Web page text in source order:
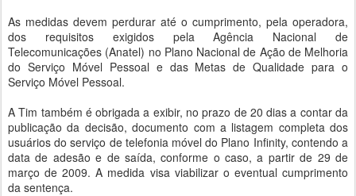
As medidas devem perdurar até o cumprimento, pela operadora,
dos requisitos exigidos pela Agência Nacional de
Telecomunicações (Anatel) no Plano Nacional de Ação de Melhoria
do Serviço Móvel Pessoal e das Metas de Qualidade para o
Serviço Móvel Pessoal.
A Tim também é obrigada a exibir, no prazo de 20 dias a contar da
publicação da decisão, documento com a listagem completa dos
usuários do serviço de telefonia móvel do Plano Infinity, contendo a
data de adesão e de saída, conforme o caso, a partir de 29 de
março de 2009. A medida visa viabilizar o eventual cumprimento
da sentença.